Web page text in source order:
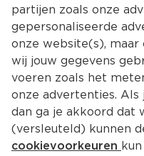
partijen zoals onze
gepersonaliseerde
onze website(s), maar
wij jouw gegevens
voeren zoals het
onze advertenties.
dan ga je akkoord dat
(versleuteld) kunnen
cookievoorkeuren